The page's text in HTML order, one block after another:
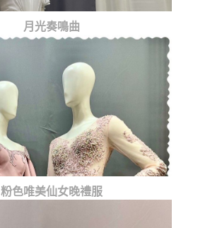
月光奏鳴曲
粉色唯美仙女晚禮服